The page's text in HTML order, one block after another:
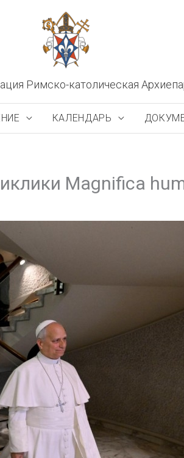
Римско-католическая
КАЛЕНДАРЬ
Magnifica